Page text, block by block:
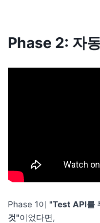
Phase 2: 자
Phase 1이 "Test API를
것"이었다면,